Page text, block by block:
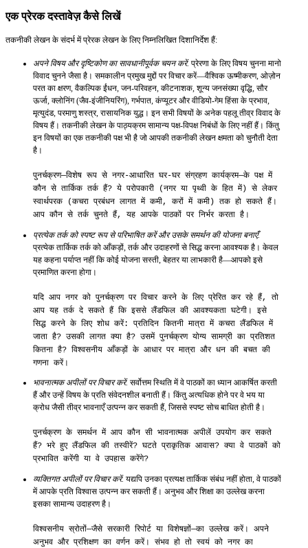
एक प्रेरक दस्तावेज़ कैसे लिखें
तकनीकी लेखन के संदर्भ में प्रेरक लेखन के लिए निम्नलिखित दिशानिर्देश हैं:
अपने विषय और दृष्टिकोण का सावधानीपूर्वक चयन करें. प्रेरणा के लिए विषय चुनना मानो
विवाद चुनने जैसा है। समकालीन प्रमुख मुद्दों पर विचार करें—वैश्विक ऊष्मीकरण, ओज़ोन
परत का क्षरण, वैकल्पिक ईंधन, जन-परिवहन, कीटनाशक, शून्य जनसंख्या वृद्धि, सौर
ऊर्जा, क्लोनिंग (जैव-इंजीनियरिंग), गर्भपात, कंप्यूटर और वीडियो-गेम हिंसा के प्रभाव,
मृत्युदंड, परमाणु शस्त्र, रासायनिक युद्ध। इन सभी विषयों के अनेक पहलू तीव्र विवाद के
विषय हैं। तकनीकी लेखन के पाठ्यक्रम सामान्य पक्ष-विपक्ष निबंधों के लिए नहीं हैं। किंतु
इन विषयों का एक तकनीकी पक्ष भी है जो आपकी तकनीकी लेखन क्षमता को चुनौती देता
है।
पुनर्चक्रण—विशेष रूप से नगर-आधारित घर-घर संग्रहण कार्यक्रम—के पक्ष में
कौन से तार्किक तर्क हैं? ये परोपकारी (नगर या पृथ्वी के हित में) से लेकर
स्वार्थपरक (कचरा प्रबंधन लागत में कमी, करों में कमी) तक हो सकते हैं।
आप कौन से तर्क चुनते हैं, यह आपके पाठकों पर निर्भर करता है।
प्रत्येक तर्क को स्पष्ट रूप से परिभाषित करें और उसके समर्थन की योजना बनाएँ.
प्रत्येक तार्किक तर्क को आँकड़ों, तर्क और उदाहरणों से सिद्ध करना आवश्यक है। केवल
यह कहना पर्याप्त नहीं कि कोई योजना सस्ती, बेहतर या लाभकारी है—आपको इसे
प्रमाणित करना होगा।
यदि आप नगर को पुनर्चक्रण पर विचार करने के लिए प्रेरित कर रहे हैं, तो
आप यह तर्क दे सकते हैं कि इससे लैंडफिल की आवश्यकता घटेगी। इसे
सिद्ध करने के लिए शोध करें: प्रतिदिन कितनी मात्रा में कचरा लैंडफिल में
जाता है? उसकी लागत क्या है? उसमें पुनर्चक्रण योग्य सामग्री का प्रतिशत
कितना है? विश्वसनीय आँकड़ों के आधार पर मात्रा और धन की बचत की
गणना करें।
भावनात्मक अपीलों पर विचार करें. सर्वोत्तम स्थिति में वे पाठकों का ध्यान आकर्षित करती
हैं और उन्हें विषय के प्रति संवेदनशील बनाती हैं। किंतु अत्यधिक होने पर वे भय या
क्रोध जैसी तीव्र भावनाएँ उत्पन्न कर सकती हैं, जिससे स्पष्ट सोच बाधित होती है।
पुनर्चक्रण के समर्थन में आप कौन सी भावनात्मक अपीलें उपयोग कर सकते
हैं? भरे हुए लैंडफिल की तस्वीरें? घटते प्राकृतिक आवास? क्या वे पाठकों को
प्रभावित करेंगी या वे उपहास करेंगे?
व्यक्तिगत अपीलों पर विचार करें. यद्यपि उनका प्रत्यक्ष तार्किक संबंध नहीं होता, वे पाठकों
में आपके प्रति विश्वास उत्पन्न कर सकती हैं। अनुभव और शिक्षा का उल्लेख करना
इसका सामान्य उदाहरण है।
विश्वसनीय स्रोतों—जैसे सरकारी रिपोर्ट या विशेषज्ञों—का उल्लेख करें। अपने
अनुभव और प्रशिक्षण का वर्णन करें। संभव हो तो स्वयं को नगर का